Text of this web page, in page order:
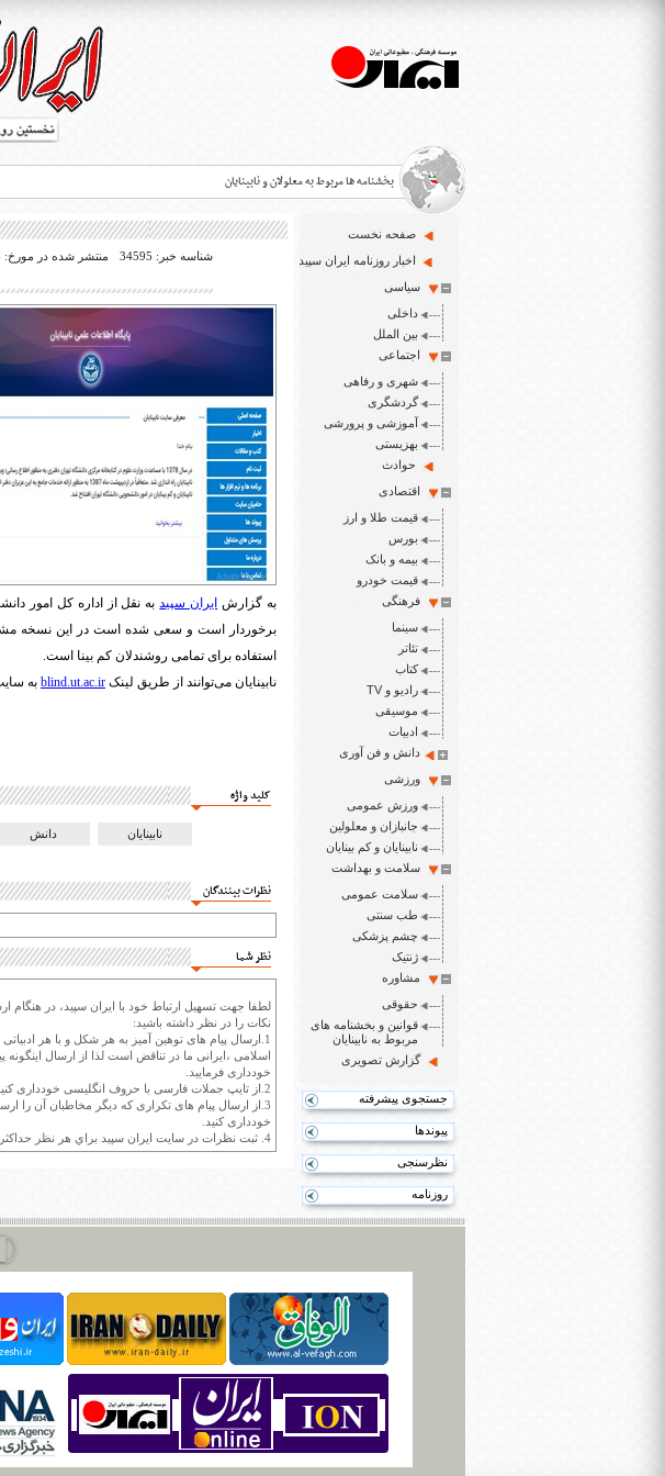
بخشنامه ها مربوط به معلولان و نابینایان
>
قانون حمایت از حقوق معلولان
اخبار حوزه معلولان و نابینایان
>
ایران سپید سایت خبری نابینایان و تنها روزنامه به خط بریل در جهان
>
صفحه نخست
اخبار روزنامه ایران سپید
سیاسی
داخلی
بین الملل
اجتماعی
شهری و رفاهی
گردشگری
آموزشی و پرورشی
بهزیستی
حوادث
اقتصادی
قیمت طلا و ارز
بورس
بیمه و بانک
قیمت خودرو
فرهنگی
سینما
تئاتر
کتاب
رادیو و TV
موسیقی
ادبیات
دانش و فن آوری
ورزشی
ورزش عمومی
جانبازان و معلولین
نابینایان و کم بینایان
سلامت و بهداشت
سلامت عمومی
طب سنتی
چشم پزشکی
ژنتیک
مشاوره
حقوقی
قوانین و بخشنامه های
مربوط به نابینایان
گزارش تصویری
جستجوی پیشرفته
پیوندها
نظرسنجی
روزنامه
شناسه خبر: 34595 منتشر شده در مورخ: 1400/7/28
به گزارش ایران سپیدبه نقل از اداره کل امور
برخوردار است و سعی شده است در این نسخه
استفاده برای تمامی روشندلان کم بینا است.
نابینایان می‌توانند از طریق لینک blind.ut.ac.ir به
کلید واژه
نابینایان دانش
نظرات بینندگان
نظر شما
لطفا جهت تسهیل ارتباط خود با ایران سپید، در هنگام
نکات را در نظر داشته باشید:
1.ارسال پیام های توهین آمیز به هر شکل و با هر
اسلامی ،ایرانی ما در تناقض است لذا از ارسال اینگونه
خودداری فرمایید.
2.از تایپ جملات فارسی با حروف انگلیسی خودداری کنید.
3.از ارسال پیام های تکراری که دیگر مخاطبان آن را
خودداری کنید.
4. ثبت نظرات در سايت ايران سپيد براي هر نظر حداکثر 400 واژه است.